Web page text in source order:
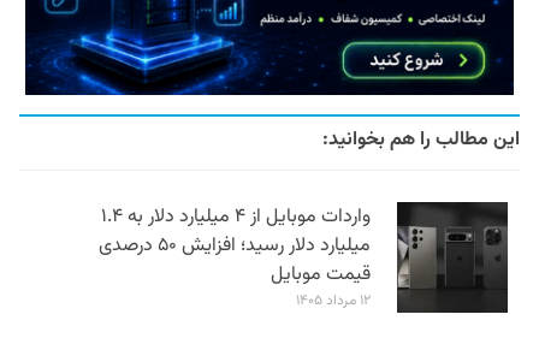
این مطالب را هم بخوانید:
واردات موبایل از ۴ میلیارد دلار به ۱.۴
میلیارد دلار رسید؛ افزایش ۵۰ درصدی
قیمت موبایل
۱۲ مرداد ۱۴۰۵